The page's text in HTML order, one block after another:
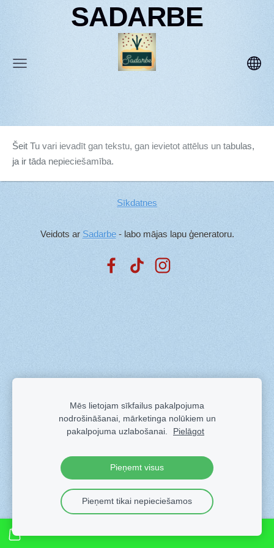
SADARBE
Šeit Tu vari ievadīt gan tekstu, gan ievietot attēlus un tabulas,
ja ir tāda nepieciešamība.
Sīkdatnes
Veidots ar Sadarbe- labo mājas lapu ģeneratoru.
Mēs lietojam sīkfailus pakalpojuma
nodrošināšanai, mārketinga nolūkiem un
pakalpojuma uzlabošanai.
Pielāgot
Pieņemt visus
Pieņemt tikai nepieciešamos